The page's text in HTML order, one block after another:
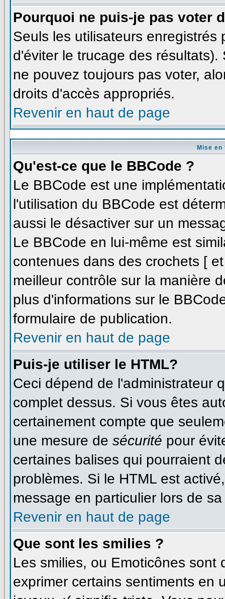
Pourquoi ne puis-je pas voter
Seuls les utilisateurs
d'éviter le trucage des
ne pouvez toujours pas voter,
droits d'accès appropriés.
Revenir en haut de page
Mise
Qu'est-ce que le BBCode ?
Le BBCode est une
l'utilisation du BBCode est
aussi le désactiver sur un
Le BBCode en lui-même est
contenues dans des crochets [
meilleur contrôle sur la manière
plus d'informations sur le
formulaire de publication.
Revenir en haut de page
Puis-je utiliser le HTML?
Ceci dépend de l'administrateur
complet dessus. Si vous êtes
certainement compte que
une mesure de sécurité pour
certaines balises qui pourraient
problèmes. Si le HTML est
message en particulier lors de
Revenir en haut de page
Que sont les smilies ?
Les smilies, ou Emoticônes
exprimer certains sentiments en